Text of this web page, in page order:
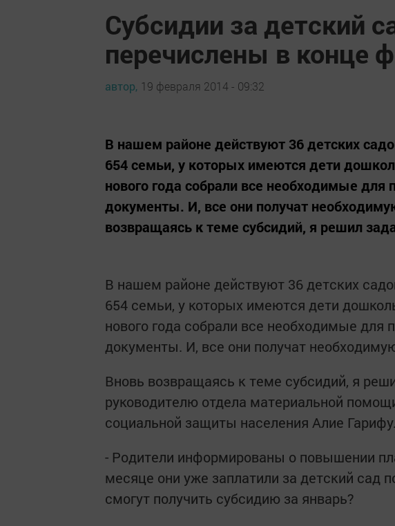
Субсидии за детский
перечислены в конце
автор, 19 февраля 2014 - 09:32
В нашем районе действуют 36 детских
654 семьи, у которых имеются дети
нового года собрали все необходимые для
документы. И, все они получат
возвращаясь к теме субсидий, я решил
В нашем районе действуют 36 детских
654 семьи, у которых имеются дети
нового года собрали все необходимые для
документы. И, все они получат
Вновь возвращаясь к теме субсидий, я
руководителю отдела материальной
социальной защиты населения Алие
- Родители информированы о повышении
месяце они уже заплатили за детский сад
смогут получить субсидию за январь?